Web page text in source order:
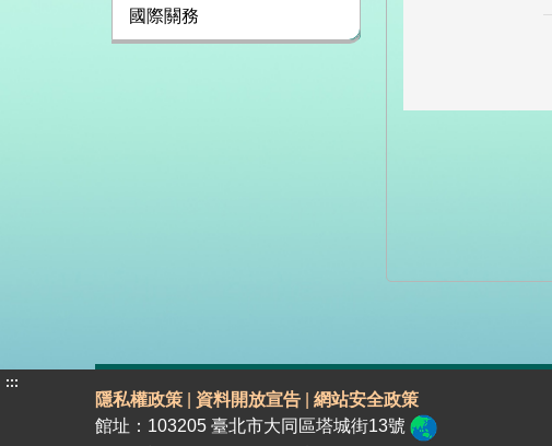
國際關務
:::
隱私權政策 資料開放宣告
網站安全政策
館址：103205 臺北市大同區塔城街13號